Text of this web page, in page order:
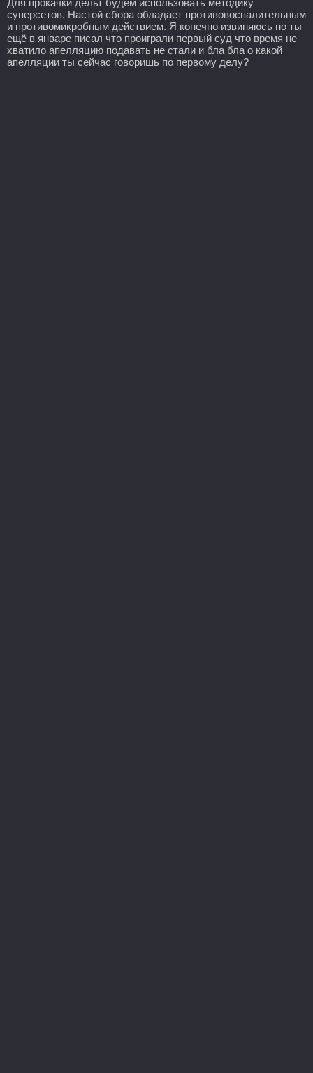
суперсетов. Настой сбора обладает противовоспалительным
и противомикробным действием. Я конечно извиняюсь но ты
ещё в январе писал что проиграли первый суд что время не
хватило апелляцию подавать не стали и бла бла о какой
апелляции ты сейчас говоришь по первому делу?